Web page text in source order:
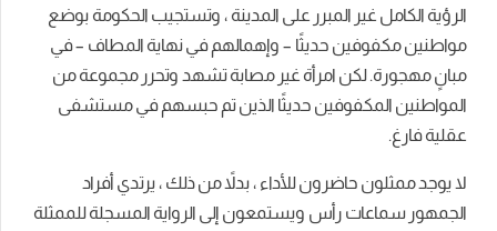
الرؤية الكامل غير المبرر على المدينة ، وتستجيب الحكومة بوضع
مواطنين مكفوفين حديثًا – وإهمالهم في نهاية المطاف – في
مبانٍ مهجورة. لكن امرأة غير مصابة تشهد وتحرر مجموعة من
المواطنين المكفوفين حديثًا الذين تم حبسهم في مستشفى
عقلية فارغ.
لا يوجد ممثلون حاضرون للأداء ، بدلاً من ذلك ، يرتدي أفراد
الجمهور سماعات رأس ويستمعون إلى الرواية المسجلة للممثلة